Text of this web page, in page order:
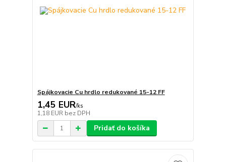
Spájkovacie Cu hrdlo redukované 15-12 FF
1,45 EUR/ks
1,18 EUR bez DPH
Pridať do košíka